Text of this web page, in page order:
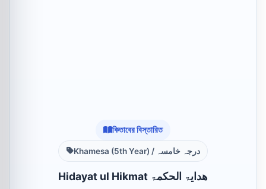
কিতাবের বিস্তারিত
Khamesa (5th Year) / درجہ خامسہ
Hidayat ul Hikmat ھدایۃ الحکمۃ